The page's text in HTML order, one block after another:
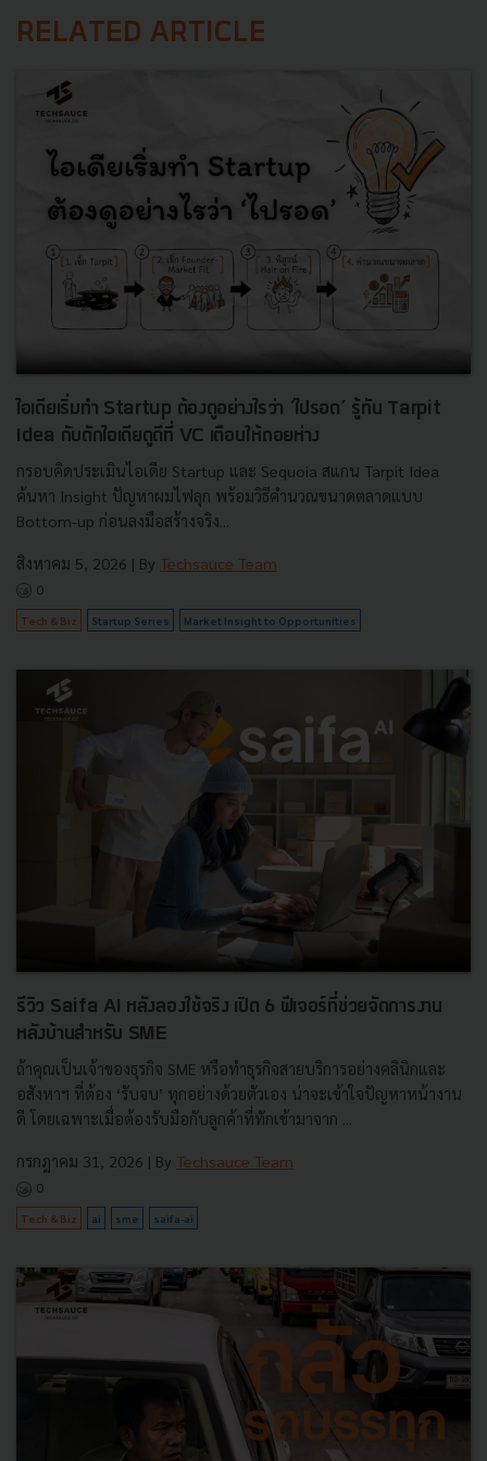
RELATED ARTICLE
ไอเดียเริ่มทำ Startup ต้องดูอย่างไรว่า ‘ไปรอด’ รู้ทัน Tarpit
Idea กับดักไอเดียดูดีที่ VC เตือนให้ถอยห่าง
กรอบคิดประเมินไอเดีย Startup และ Sequoia สแกน Tarpit Idea
ค้นหา Insight ปัญหาผมไฟลุก พร้อมวิธีคำนวณขนาดตลาดแบบ
Bottom-up ก่อนลงมือสร้างจริง...
สิงหาคม 5, 2026 | By Techsauce Team
0
Tech & Biz Startup Series Market Insight to Opportunities
รีวิว Saifa AI หลังลองใช้จริง เปิด 6 ฟีเจอร์ที่ช่วยจัดการงาน
หลังบ้านสำหรับ SME
ถ้าคุณเป็นเจ้าของธุรกิจ SME หรือทำธุรกิจสายบริการอย่างคลินิกและ
อสังหาฯ ที่ต้อง ‘รับจบ’ ทุกอย่างด้วยตัวเอง น่าจะเข้าใจปัญหาหน้างาน
ดี โดยเฉพาะเมื่อต้องรับมือกับลูกค้าที่ทักเข้ามาจาก ...
กรกฎาคม 31, 2026 | By Techsauce Team
0
Tech & Biz ai sme saifa-ai